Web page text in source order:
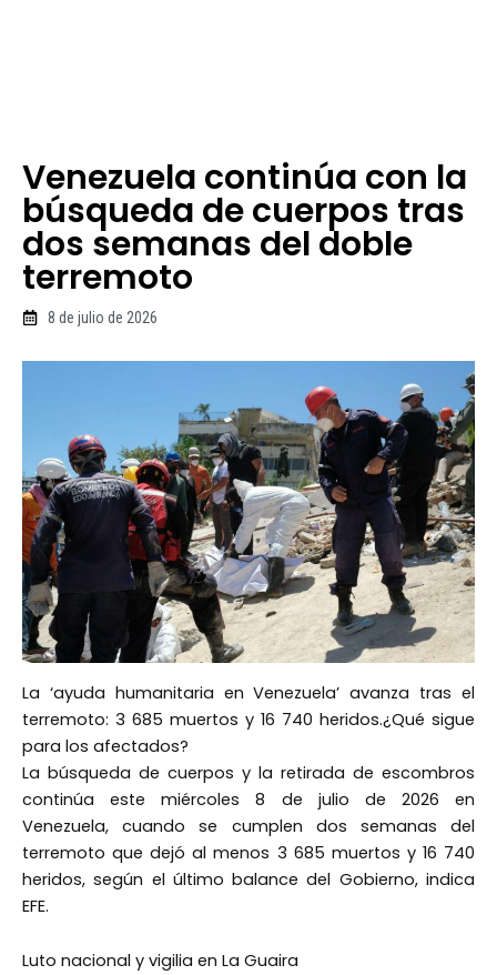
Venezuela continúa con la
búsqueda de cuerpos tras
dos semanas del doble
terremoto
8 de julio de 2026
La ‘ayuda humanitaria en Venezuela’ avanza tras el
terremoto: 3 685 muertos y 16 740 heridos.¿Qué sigue
para los afectados?
La búsqueda de cuerpos y la retirada de escombros
continúa este miércoles 8 de julio de 2026 en
Venezuela, cuando se cumplen dos semanas del
terremoto que dejó al menos 3 685 muertos y 16 740
heridos, según el último balance del Gobierno, indica
EFE.
Luto nacional y vigilia en La Guaira